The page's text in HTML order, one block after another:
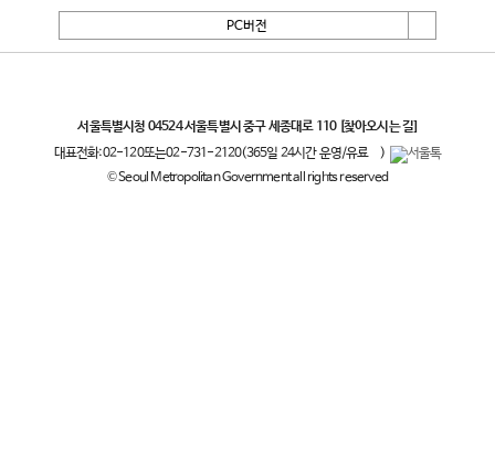
PC버전
서울특별시청 04524 서울특별시 중구 세종대로 110 [찾아오시는 길]
대표전화:02-120또는02-731-2120(365일 24시간 운영/유료
)
© Seoul Metropolitan Government all rights reserved